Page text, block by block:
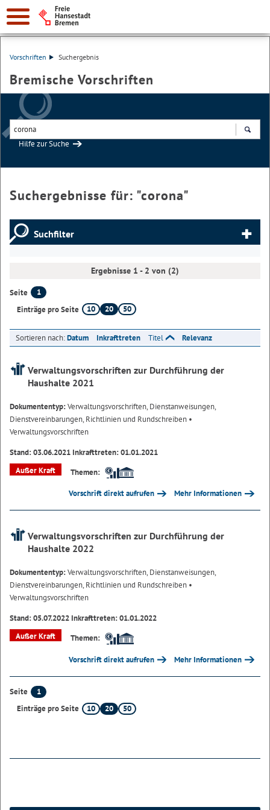
Vorschriften Suchergebnis
Bremische Vorschriften
Hilfe zur Suche
Suchergebnisse für: "corona"
Suchfilter
Ergebnisse 1 - 2 von (2)
Seite
1
Einträge pro Seite
10 20 50
Sortieren nach:Datum Inkrafttreten Titel Relevanz
Verwaltungsvorschriften zur Durchführung der
Haushalte 2021
Dokumententyp:Verwaltungsvorschriften, Dienstanweisungen,
Dienstvereinbarungen, Richtlinien und Rundschreiben •
Verwaltungsvorschriften
Stand: 03.06.2021 Inkrafttreten: 01.01.2021
Außer Kraft
Themen:
Vorschrift direkt aufrufen Mehr Informationen
Verwaltungsvorschriften zur Durchführung der
Haushalte 2022
Dokumententyp:Verwaltungsvorschriften, Dienstanweisungen,
Dienstvereinbarungen, Richtlinien und Rundschreiben •
Verwaltungsvorschriften
Stand: 05.07.2022 Inkrafttreten: 01.01.2022
Außer Kraft
Themen:
Vorschrift direkt aufrufen Mehr Informationen
Seite
1
Einträge pro Seite
10 20 50